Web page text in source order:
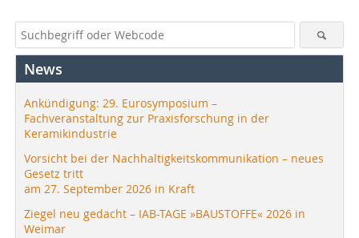
News
Ankündigung: 29. Eurosymposium –
Fachveranstaltung zur Praxisforschung in der
Keramikindustrie
Vorsicht bei der Nachhaltigkeitskommunikation – neues
Gesetz tritt
am 27. September 2026 in Kraft
Ziegel neu gedacht – IAB-TAGE »BAUSTOFFE« 2026 in
Weimar